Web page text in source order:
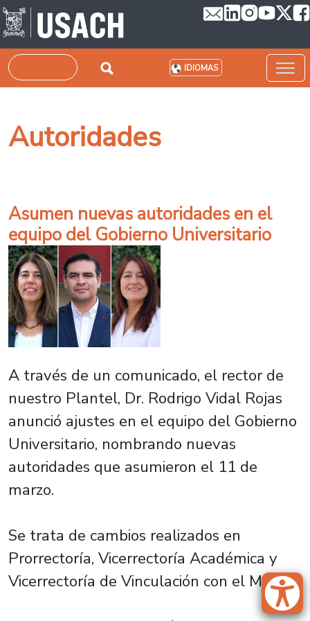
Pasar al contenido principal
Buscar IDIOMAS
Autoridades
Asumen nuevas autoridades en el
equipo del Gobierno Universitario
A través de un comunicado, el rector de
nuestro Plantel, Dr. Rodrigo Vidal Rojas
anunció ajustes en el equipo del Gobierno
Universitario, nombrando nuevas
autoridades que asumieron el 11 de
marzo.
Se trata de cambios realizados en
Prorrectoría, Vicerrectoría Académica y
Vicerrectoría de Vinculación con el Medio.